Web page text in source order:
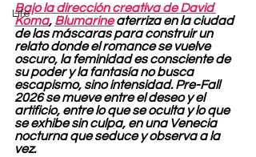
Life
Bajo la dirección creativa de David
Koma, Blumarine aterriza en la ciudad
de las máscaras para construir un
relato donde el romance se vuelve
oscuro, la feminidad es consciente de
su poder y la fantasía no busca
escapismo, sino intensidad. Pre-Fall
2026 se mueve entre el deseo y el
artificio, entre lo que se oculta y lo que
se exhibe sin culpa, en una Venecia
nocturna que seduce y observa a la
vez.